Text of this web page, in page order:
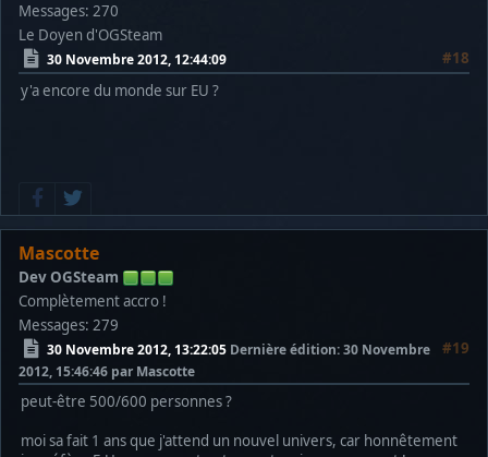
Messages: 270
Le Doyen d'OGSteam
30 Novembre 2012, 12:44:09
#18
y'a encore du monde sur EU ?
Mascotte
Dev OGSteam
Complètement accro !
Messages: 279
30 Novembre 2012, 13:22:05 #19
Dernière édition: 30 Novembre
2012, 15:46:46 par Mascotte
peut-être 500/600 personnes ?
moi sa fait 1 ans que j'attend un nouvel univers, car honnêtement